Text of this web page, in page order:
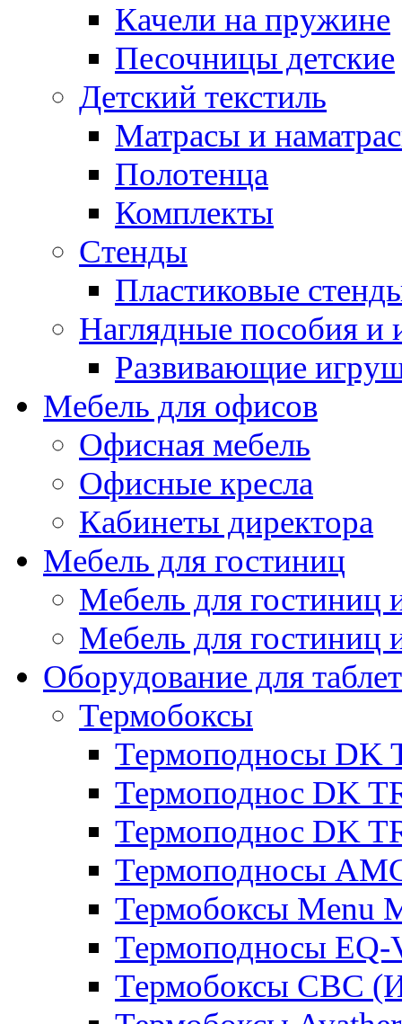
Качели на пружине
Песочницы детские
Детский текстиль
Матрасы и
Полотенца
Комплекты
Стенды
Пластиковые
Наглядные пособия и
Развивающие
Мебель для офисов
Офисная мебель
Офисные кресла
Кабинеты директора
Мебель для гостиниц
Мебель для
Мебель для гостиниц
Оборудование для
Термобоксы
Термоподносы DK
Термоподнос DK
Термоподнос DK
Термоподносы
Термобоксы Menu
Термоподносы EQ-
Термобоксы CBC